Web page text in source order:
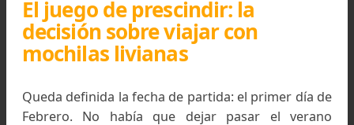
podían haber sido usados por la cultura previa.